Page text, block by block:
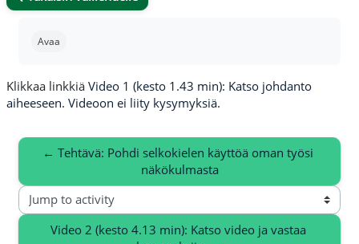
Avaa
Klikkaa linkkiä Video 1 (kesto 1.43 min): Katso johdanto
aiheeseen. Videoon ei liity kysymyksiä.
← Tehtävä: Pohdi selkokielen käyttöä oman työsi
näkökulmasta
Jump to activity
Video 2 (kesto 4.13 min): Katso video ja vastaa